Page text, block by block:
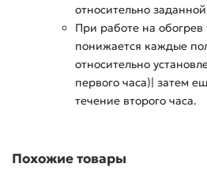
относительно
При работе на обогрев
понижается каждые
относительно
первого часа)| затем
течение второго часа.
Похожие товары